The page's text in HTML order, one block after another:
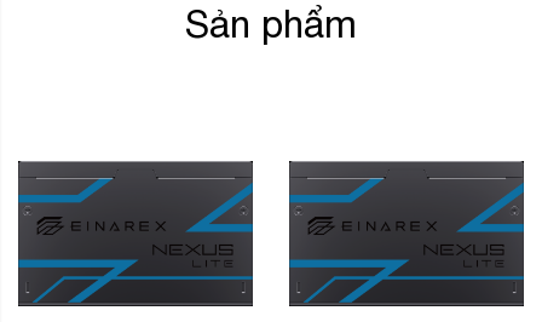
Sản phẩm